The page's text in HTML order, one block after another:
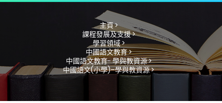
主頁 >
課程發展及支援 >
學習領域 >
中國語文教育 >
中國語文教育- 學與教資源 >
中國語文(小學)–學與教資源 >